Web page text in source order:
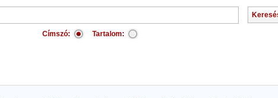
Címszó: Tartalom: